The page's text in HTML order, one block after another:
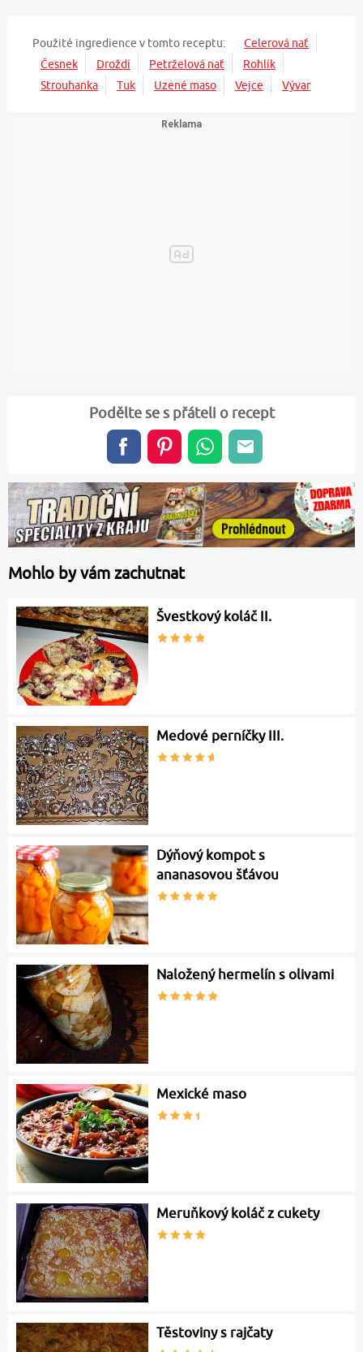
Použité ingredience v tomto receptu:
Celerová nať
Česnek
Droždí Petrželová nať
Rohlík
Strouhanka
Tuk Uzené maso Vejce Vývar
Podělte se s přáteli o recept
Mohlo by vám zachutnat
Švestkový koláč II.
Medové perníčky III.
Dýňový kompot s
ananasovou šťávou
Naložený hermelín s olivami
Mexické maso
Meruňkový koláč z cukety
Těstoviny s rajčaty